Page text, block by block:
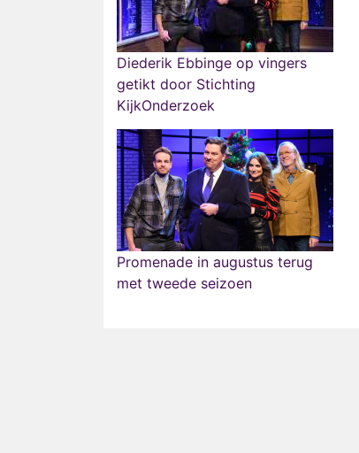
Diederik Ebbinge op vingers
getikt door Stichting
KijkOnderzoek
Promenade in augustus terug
met tweede seizoen